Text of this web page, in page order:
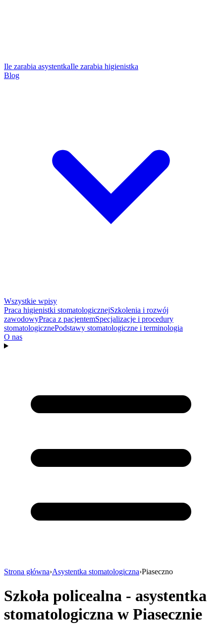
Ile zarabia asystentkaIle zarabia higienistka
Blog
Wszystkie wpisy
Praca higienistki stomatologicznejSzkolenia i rozwój
zawodowyPraca z pacjentemSpecjalizacje i procedury
stomatologicznePodstawy stomatologiczne i terminologia
O nas
Strona główna›Asystentka stomatologiczna›Piaseczno
Szkoła policealna - asystentka
stomatologiczna w Piasecznie